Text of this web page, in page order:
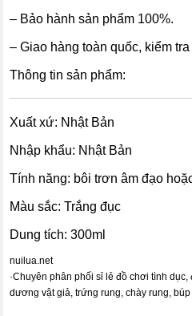
– Bảo hành sản phẩm 100%.
– Giao hàng toàn quốc, kiểm
Thông tin sản phẩm:
Xuất xứ: Nhật Bản
Nhập khẩu: Nhật Bản
Tính năng: bôi trơn âm đạo
Màu sắc: Trắng đục
Dung tích: 300ml
nuilua.net
·Chuyên phân phối sỉ lẻ đồ chơi tình
dương vật giả, trứng rung, chày rung,